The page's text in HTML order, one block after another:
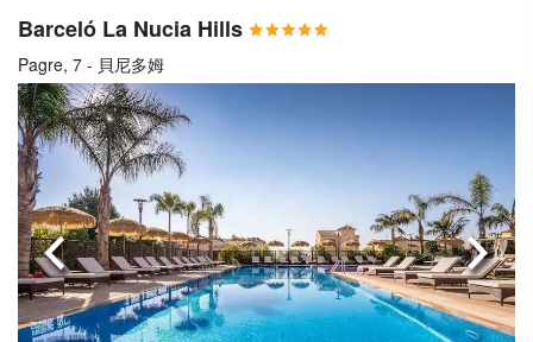
Barceló La Nucia Hills
Pagre, 7 - 貝尼多姆
上一頁 下一